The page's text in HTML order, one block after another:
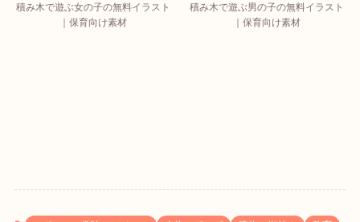
積み木で遊ぶ女の子の無料イラスト
｜保育向け素材
積み木で遊ぶ男の子の無料イラスト
｜保育向け素材